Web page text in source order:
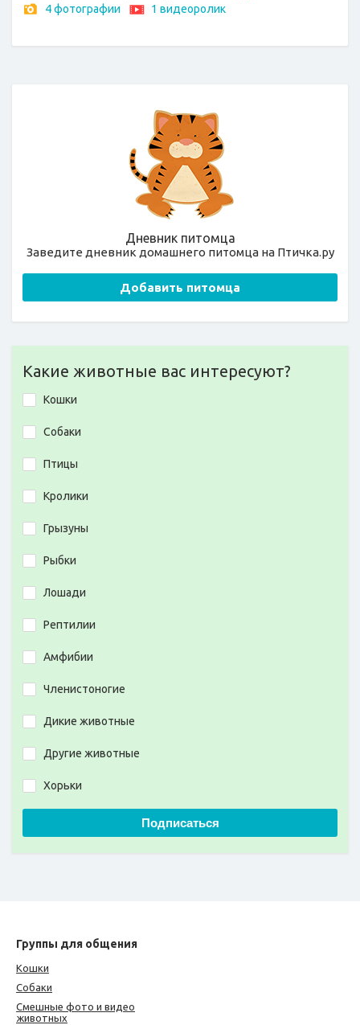
4 фотографии 1 видеоролик
Дневник питомца
Заведите дневник домашнего питомца на Птичка.ру
Добавить питомца
Какие животные вас интересуют?
Кошки
Собаки
Птицы
Кролики
Грызуны
Рыбки
Лошади
Рептилии
Амфибии
Членистоногие
Дикие животные
Другие животные
Хорьки
Подписаться
Группы для общения
Кошки
Собаки
Смешные фото и видео
животных